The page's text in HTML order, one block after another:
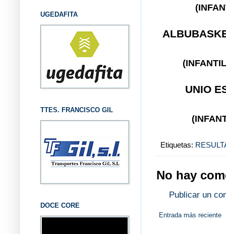
UNIO
Etiquetas:
No hay
Publicar un
Entrada más reciente
UGEDAFITA
TTES. FRANCISCO GIL
DOCE CORE